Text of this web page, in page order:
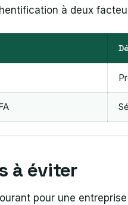
à deux
à éviter
pour une